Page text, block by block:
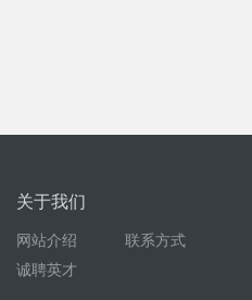
关于我们
网站介绍
联系方式
诚聘英才